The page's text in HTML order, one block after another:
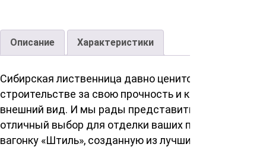
Описание Характеристики
Сибирская лиственница давно ценится в
строительстве за свою прочность и красивый
внешний вид. И мы рады представить вам
отличный выбор для отделки ваших помещений –
вагонку «Штиль», созданную из лучших экземпляров